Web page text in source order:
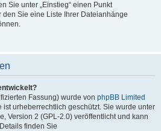
Sie unter „Einstieg“ einen Punkt
den Sie eine Liste Ihrer Dateianhänge
Fassung) wurde von phpBB Limited
ist urheberrechtlich geschützt. Sie wurde unter
Version 2 (GPL-2.0) veröffentlicht und kann
finden Sie